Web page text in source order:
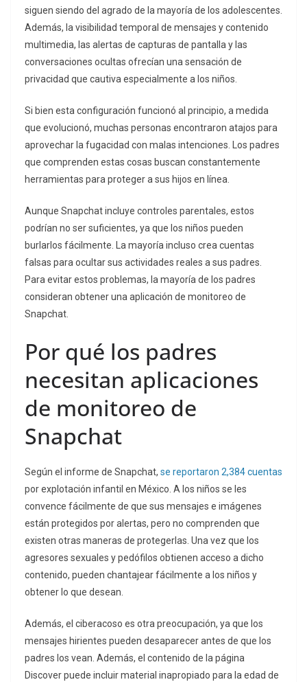
siguen siendo del agrado de la mayoría de los adolescentes.
Además, la visibilidad temporal de mensajes y contenido
multimedia, las alertas de capturas de pantalla y las
conversaciones ocultas ofrecían una sensación de
privacidad que cautiva especialmente a los niños.
Si bien esta configuración funcionó al principio, a medida
que evolucionó, muchas personas encontraron atajos para
aprovechar la fugacidad con malas intenciones. Los padres
que comprenden estas cosas buscan constantemente
herramientas para proteger a sus hijos en línea.
Aunque Snapchat incluye controles parentales, estos
podrían no ser suficientes, ya que los niños pueden
burlarlos fácilmente. La mayoría incluso crea cuentas
falsas para ocultar sus actividades reales a sus padres.
Para evitar estos problemas, la mayoría de los padres
consideran obtener una aplicación de monitoreo de
Snapchat.
Por qué los padres
necesitan aplicaciones
de monitoreo de
Snapchat
Según el informe de Snapchat, se reportaron 2,384 cuentas
por explotación infantil en México. A los niños se les
convence fácilmente de que sus mensajes e imágenes
están protegidos por alertas, pero no comprenden que
existen otras maneras de protegerlas. Una vez que los
agresores sexuales y pedófilos obtienen acceso a dicho
contenido, pueden chantajear fácilmente a los niños y
obtener lo que desean.
Además, el ciberacoso es otra preocupación, ya que los
mensajes hirientes pueden desaparecer antes de que los
padres los vean. Además, el contenido de la página
Discover puede incluir material inapropiado para la edad de